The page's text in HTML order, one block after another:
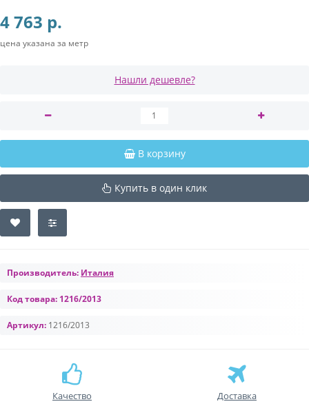
4 763 р.
цена указана за метр
Нашли дешевле?
В корзину
Купить в один клик
Производитель: Италия
Код товара: 1216/2013
Артикул: 1216/2013
Качество Доставка